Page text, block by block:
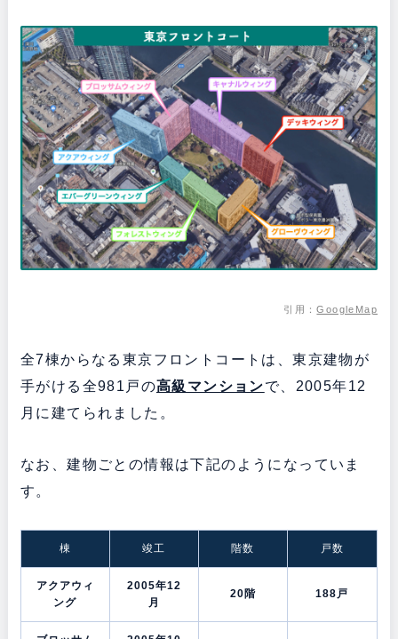
引用：GoogleMap
全7棟からなる東京フロントコートは、東京建物が
手がける全981戸の高級マンションで、2005年12
月に建てられました。
なお、建物ごとの情報は下記のようになっていま
す。
棟 竣工 階数 戸数
アクアウィ
ング
2005年12
月
20階 188戸